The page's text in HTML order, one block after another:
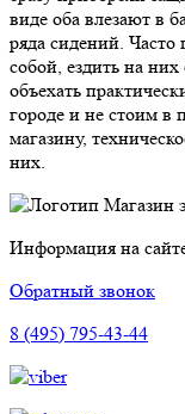
виде оба влезают в
ряда сидений.
собой, ездить на них
объехать
городе и не стоим в
магазину,
них.
Магазин
Информация на
Обратный звонок
8 (495) 795-43-44